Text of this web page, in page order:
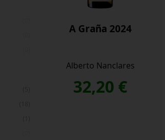
A Graña 2024
Alberto Nanclares
32,20 €